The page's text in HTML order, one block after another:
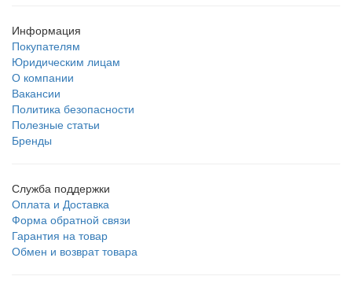
Информация
Покупателям
Юридическим лицам
О компании
Вакансии
Политика безопасности
Полезные статьи
Бренды
Служба поддержки
Оплата и Доставка
Форма обратной связи
Гарантия на товар
Обмен и возврат товара